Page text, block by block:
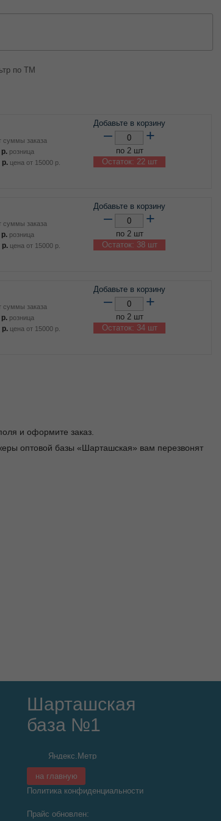
по ТМ
суммы заказа
р. розница
р. цена от 15000 р.
Добавьте в корзину
– +
по 2 шт
Остаток: 22 шт
суммы заказа
р. розница
р. цена от 15000 р.
Добавьте в корзину
– +
по 2 шт
Остаток: 38 шт
суммы заказа
р. розница
р. цена от 15000 р.
Добавьте в корзину
– +
по 2 шт
Остаток: 34 шт
и оформите заказ.
оптовой базы «Шарташская» вам перезвонят
Шарташская
база №1
на главную
Политика конфиденциальности
Прайс обновлен: